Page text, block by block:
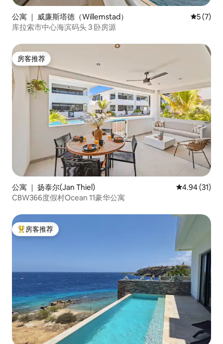
公寓 ｜ 威廉斯塔德（Willemstad） 平均评分
5 (7)
库拉索市中心海滨码头 3 卧房源
房客推荐
房客推荐
公寓 ｜ 扬泰尔(Jan Thiel) 平均评分
4.94 (31)
CBW366度假村Ocean 11豪华公寓
热门「房客推荐」
房客推荐